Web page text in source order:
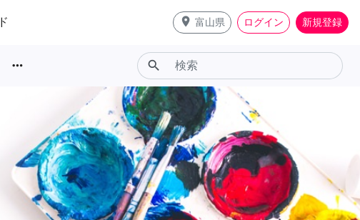
place 富山県 ログイン 新規登録
more_horiz search